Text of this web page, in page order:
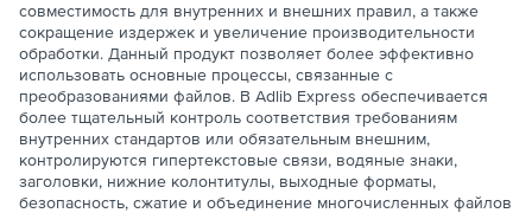
совместимость для внутренних и внешних правил, а также
сокращение издержек и увеличение производительности
обработки. Данный продукт позволяет более эффективно
использовать основные процессы, связанные с
преобразованиями файлов. В Adlib Express обеспечивается
более тщательный контроль соответствия требованиям
внутренних стандартов или обязательным внешним,
контролируются гипертекстовые связи, водяные знаки,
заголовки, нижние колонтитулы, выходные форматы,
безопасность, сжатие и объединение многочисленных файлов